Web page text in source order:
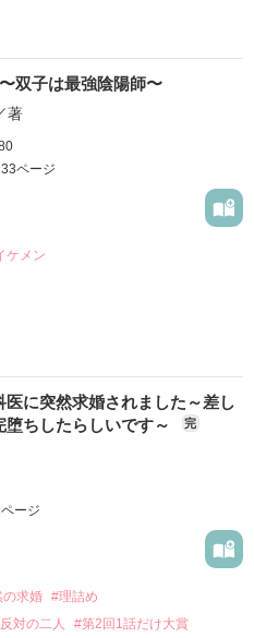
読む
読む
）
が繰り広げる
読む
。
双子は最強陰陽師〜
著
ページ
ケメン
斗には誰にも言えない秘密が
にあたし達が双子だってバレ
装してるのまでバレちゃっ
医に突然求婚されました～差し
堕ちしたらしいです～
完
ージ
の求婚 #理詰め
対の二人 #第2回1話だけ大賞